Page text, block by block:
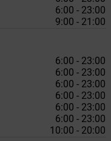
6:00 - 23:00
9:00 - 21:00
6:00 - 23:00
6:00 - 23:00
6:00 - 23:00
6:00 - 23:00
6:00 - 23:00
6:00 - 23:00
10:00 - 20:00